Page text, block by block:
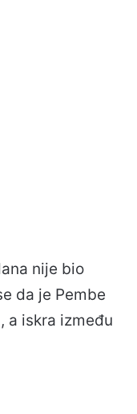
nije bio
da je Pembe
a iskra između